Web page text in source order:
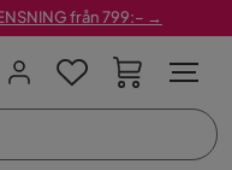
från 799:– →